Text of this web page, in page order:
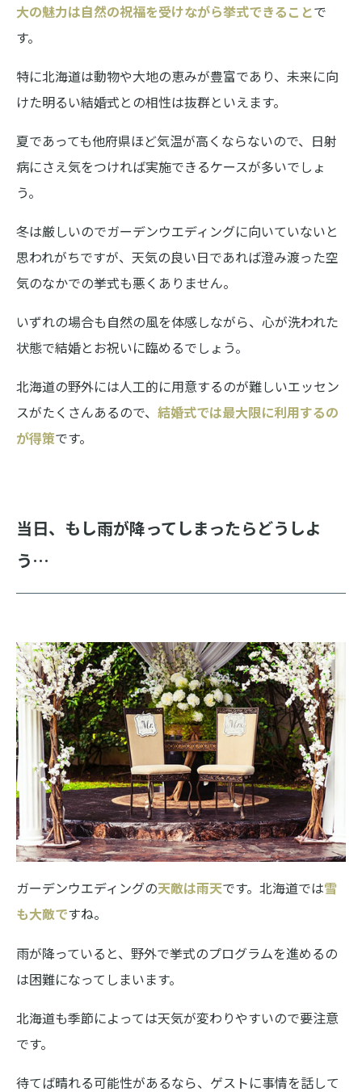
大の魅力は自然の祝福を受けながら挙式できることで
す。
特に北海道は動物や大地の恵みが豊富であり、未来に向
けた明るい結婚式との相性は抜群といえます。
夏であっても他府県ほど気温が高くならないので、日射
病にさえ気をつければ実施できるケースが多いでしょ
う。
冬は厳しいのでガーデンウエディングに向いていないと
思われがちですが、天気の良い日であれば澄み渡った空
気のなかでの挙式も悪くありません。
いずれの場合も自然の風を体感しながら、心が洗われた
状態で結婚とお祝いに臨めるでしょう。
北海道の野外には人工的に用意するのが難しいエッセン
スがたくさんあるので、 結婚式では最大限に利用するの
が得策です。
当日、もし雨が降ってしまったらどうしよ
う…
ガーデンウエディングの天敵は雨天です。北海道では雪
も大敵ですね。
雨が降っていると、野外で挙式のプログラムを進めるの
は困難になってしまいます。
北海道も季節によっては天気が変わりやすいので要注意
です。
待てば晴れる可能性があるなら、ゲストに事情を話して